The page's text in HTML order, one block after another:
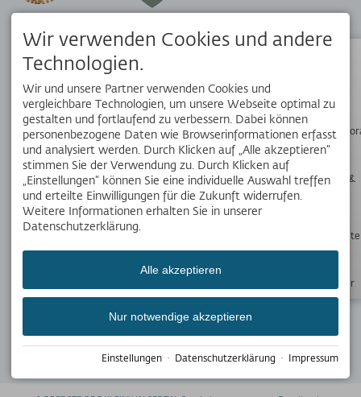
Webcams &
Wetter
Newsletter
APP
Dein Reisebegleiter vor Ort. Hol dir die kostenlose OK Bergbahnen
SOCIAL MEDIA
WERDE TEIL UNSERES TEAMS
Bleib mit unseren Newslettern immer auf dem
Laufenden.
Wir verwenden Cookies und andere
Technologien.
Wir und unsere Partner verwenden Cookies und
vergleichbare Technologien, um unsere Webseite optimal zu
gestalten und fortlaufend zu verbessern. Dabei können
personenbezogene Daten wie Browserinformationen erfasst
und analysiert werden. Durch Klicken auf „Alle akzeptieren“
stimmen Sie der Verwendung zu. Durch Klicken auf
„Einstellungen“ können Sie eine individuelle Auswahl treffen
und erteilte Einwilligungen für die Zukunft widerrufen.
Weitere Informationen erhalten Sie in unserer
Datenschutzerklärung.
Alle akzeptieren
Nur notwendige akzeptieren
Einstellungen · Datenschutzerklärung · Impressum